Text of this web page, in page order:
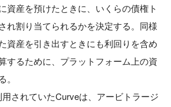
資産を預けたときに、いくらの債権ト
れ割り当てられるかを決定する。同様
資産を引き出すときにも利回りを含め
するために、プラットフォーム上の資
されていたCurveは、アービトラージ